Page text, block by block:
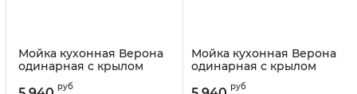
Мойка кухонная Верона
одинарная с крылом
руб
Мойка кухонная Верона
одинарная с крылом
руб